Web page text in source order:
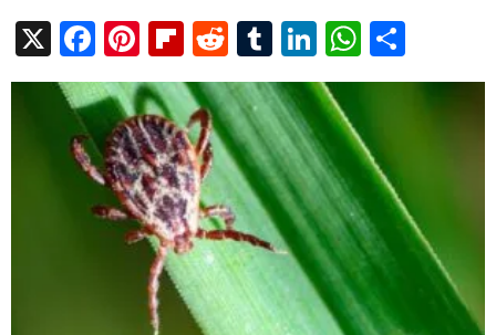
X Facebook
Pinterest
Flipboard
RedditTumblr
LinkedIn